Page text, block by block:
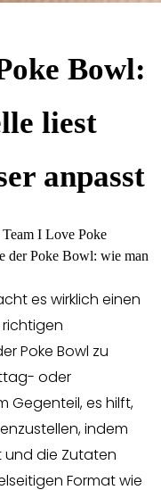
Bowl:
liest
anpasst
I Love Poke
der Poke Bowl: wie man
es wirklich einen
Poke Bowl zu
oder
Gegenteil, es hilft,
indem
und die Zutaten
Format wie